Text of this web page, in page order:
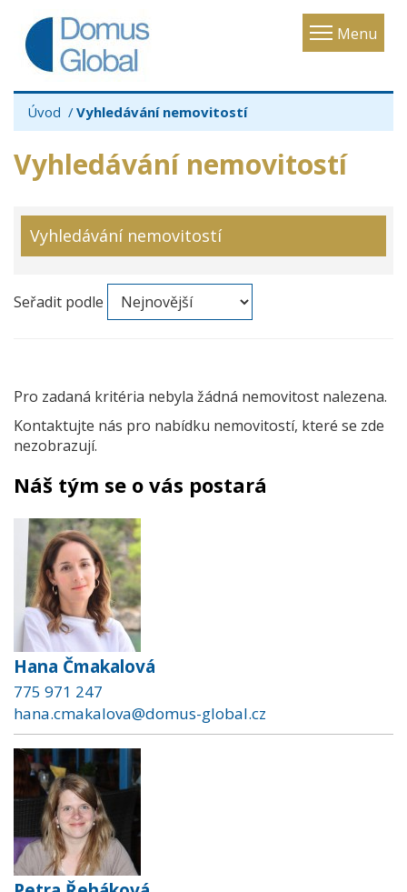
Menu
Toggle
Úvod Vyhledávání nemovitostí
Vyhledávání nemovitostí
Vyhledávání nemovitostí
Seřadit podle
Pro zadaná kritéria nebyla žádná nemovitost nalezena.
Kontaktujte nás pro nabídku nemovitostí, které se zde
nezobrazují.
Náš tým se o vás postará
Hana Čmakalová
775 971 247
hana.cmakalova@domus-global.cz